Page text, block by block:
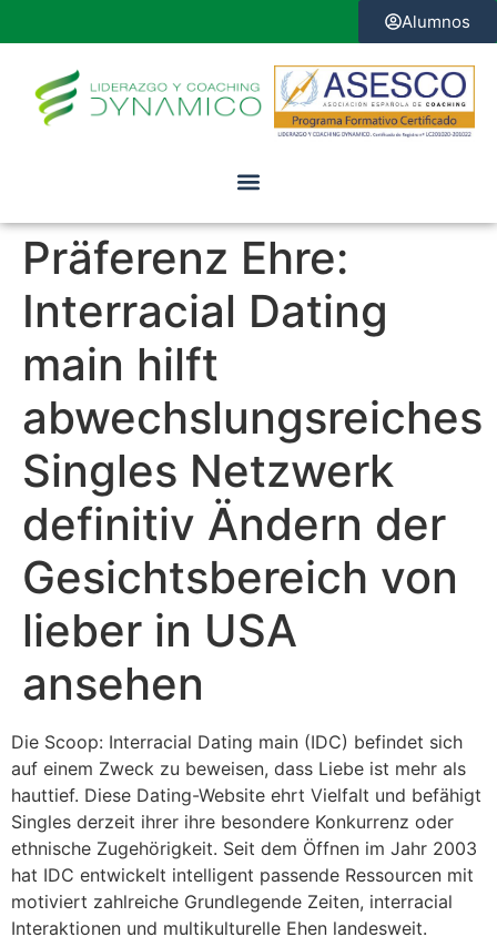
Alumnos
Präferenz Ehre:
Interracial Dating
main hilft
abwechslungsreiches
Singles Netzwerk
definitiv Ändern der
Gesichtsbereich von
lieber in USA
ansehen
Die Scoop: Interracial Dating main (IDC) befindet sich
auf einem Zweck zu beweisen, dass Liebe ist mehr als
hauttief. Diese Dating-Website ehrt Vielfalt und befähigt
Singles derzeit ihrer ihre besondere Konkurrenz oder
ethnische Zugehörigkeit. Seit dem Öffnen im Jahr 2003
hat IDC entwickelt intelligent passende Ressourcen mit
motiviert zahlreiche Grundlegende Zeiten, interracial
Interaktionen und multikulturelle Ehen landesweit.